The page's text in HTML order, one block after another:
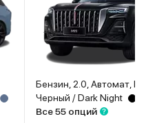
Бензин, 2.0, Автомат,
Черный / Dark Night
Все 55 опций